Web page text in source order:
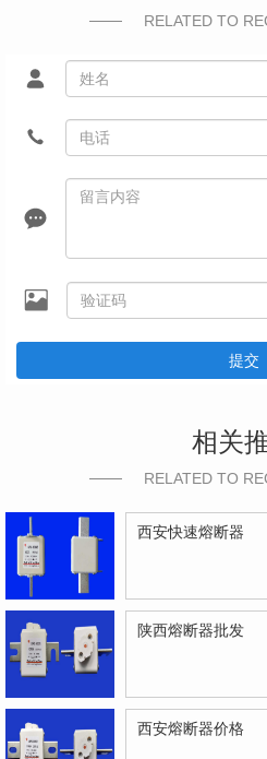
RELATED TO
提交
相关
RELATED TO
西安快速熔断器
陕西熔断器批发
西安熔断器价格